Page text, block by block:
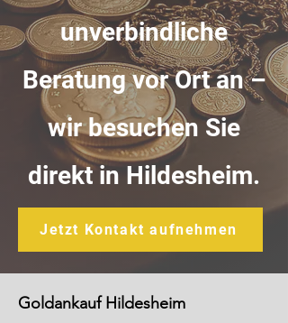
unverbindliche
Beratung vor Ort an –
wir besuchen Sie
direkt in Hildesheim.
Jetzt Kontakt aufnehmen
Goldankauf Hildesheim